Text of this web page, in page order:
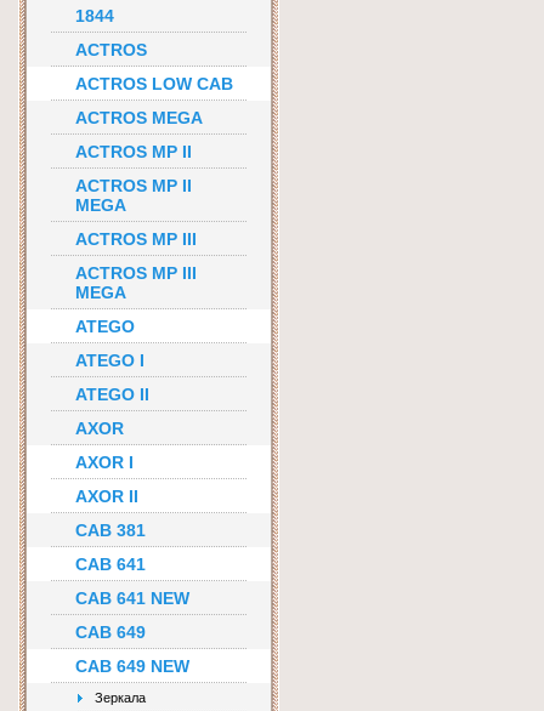
1844
ACTROS
ACTROS LOW CAB
ACTROS MEGA
ACTROS MP II
ACTROS MP II
MEGA
ACTROS MP III
ACTROS MP III
MEGA
ATEGO
ATEGO I
ATEGO II
AXOR
AXOR I
AXOR II
CAB 381
CAB 641
CAB 641 NEW
CAB 649
CAB 649 NEW
Зеркала